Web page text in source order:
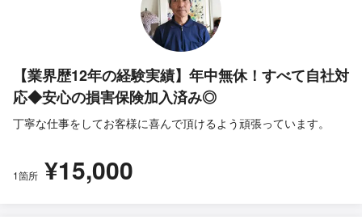
【業界歴12年の経験実績】年中無休！すべて自社対
応◆安心の損害保険加入済み◎
丁寧な仕事をしてお客様に喜んで頂けるよう頑張っています。
1箇所 ¥15,000